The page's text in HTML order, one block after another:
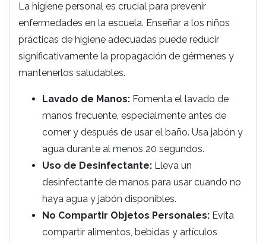
La higiene personal es crucial para prevenir
enfermedades en la escuela. Enseñar a los niños
prácticas de higiene adecuadas puede reducir
significativamente la propagación de gérmenes y
mantenerlos saludables.
Lavado de Manos: Fomenta el lavado de
manos frecuente, especialmente antes de
comer y después de usar el baño. Usa jabón y
agua durante al menos 20 segundos.
Uso de Desinfectante: Lleva un
desinfectante de manos para usar cuando no
haya agua y jabón disponibles.
No Compartir Objetos Personales: Evita
compartir alimentos, bebidas y artículos